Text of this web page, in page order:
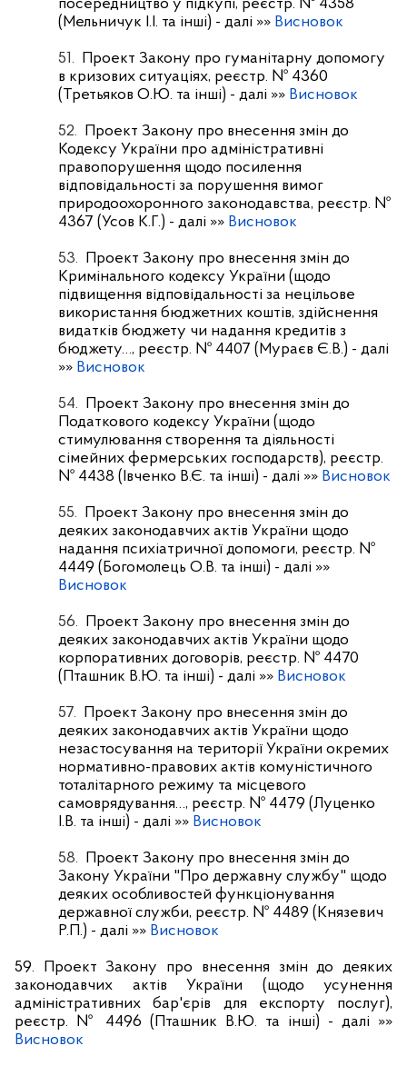
посередництво у підкупі, реєстр. № 4358
(Мельничук І.І. та інші) - далі »» Висновок
51.
Проект Закону про гуманітарну допомогу
в кризових ситуаціях, реєстр. № 4360
(Третьяков О.Ю. та інші) - далі »» Висновок
52.
Проект Закону про внесення змін до
Кодексу України про адміністративні
правопорушення щодо посилення
відповідальності за порушення вимог
природоохоронного законодавства, реєстр. №
4367 (Усов К.Г.) - далі »» Висновок
53.
Проект Закону про внесення змін до
Кримінального кодексу України (щодо
підвищення відповідальності за нецільове
використання бюджетних коштів, здійснення
видатків бюджету чи надання кредитів з
бюджету…, реєстр. № 4407 (Мураєв Є.В.) - далі
»» Висновок
54.
Проект Закону про внесення змін до
Податкового кодексу України (щодо
стимулювання створення та діяльності
сімейних фермерських господарств), реєстр.
№ 4438 (Івченко В.Є. та інші) - далі »» Висновок
55.
Проект Закону про внесення змін до
деяких законодавчих актів України щодо
надання психіатричної допомоги, реєстр. №
4449 (Богомолець О.В. та інші) - далі »»
Висновок
56.
Проект Закону про внесення змін до
деяких законодавчих актів України щодо
корпоративних договорів, реєстр. № 4470
(Пташник В.Ю. та інші) - далі »» Висновок
57.
Проект Закону про внесення змін до
деяких законодавчих актів України щодо
незастосування на території України окремих
нормативно-правових актів комуністичного
тоталітарного режиму та місцевого
самоврядування…, реєстр. № 4479 (Луценко
І.В. та інші) - далі »» Висновок
58.
Проект Закону про внесення змін до
Закону України "Про державну службу" щодо
деяких особливостей функціонування
державної служби, реєстр. № 4489 (Князевич
Р.П.) - далі »» Висновок
59. Проект Закону про внесення змін до деяких
законодавчих актів України (щодо усунення
адміністративних бар'єрів для експорту послуг),
реєстр. № 4496 (Пташник В.Ю. та інші) - далі »»
Висновок